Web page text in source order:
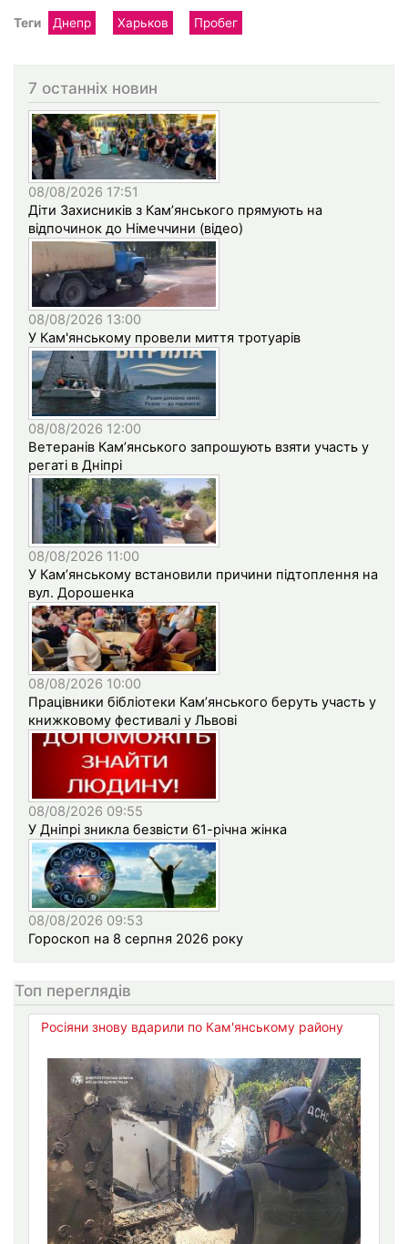
Теги Днепр Харьков Пробег
7 останніх новин
08/08/2026 17:51
Діти Захисників з Кам’янського прямують на
відпочинок до Німеччини (відео)
08/08/2026 13:00
У Кам'янському провели миття тротуарів
08/08/2026 12:00
Ветеранів Кам’янського запрошують взяти участь у
регаті в Дніпрі
08/08/2026 11:00
У Кам’янському встановили причини підтоплення на
вул. Дорошенка
08/08/2026 10:00
Працівники бібліотеки Кам’янського беруть участь у
книжковому фестивалі у Львові
08/08/2026 09:55
У Дніпрі зникла безвісти 61-річна жінка
08/08/2026 09:53
Гороскоп на 8 серпня 2026 року
Топ переглядів
Росіяни знову вдарили по Кам'янському району